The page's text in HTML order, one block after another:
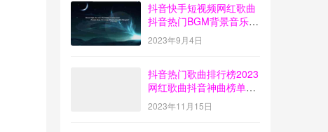
抖音快手短视频网红歌曲
抖音热门BGM背景音乐歌
曲排行榜打包下载
【2023-08】
2023年9月4日
抖音热门歌曲排行榜2023
网红歌曲抖音神曲榜单音
乐打包下载【2023-10】
2023年11月15日